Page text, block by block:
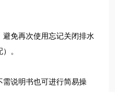
免再次使用忘记关闭排水
。
需说明书也可进行简易操